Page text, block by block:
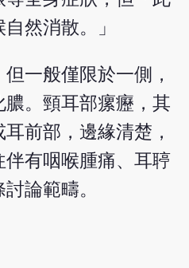
然消散。」
一般僅限於一側，
。頸耳部瘰癧，其
前部，邊緣清楚，
有咽喉腫痛、耳聤
論範疇。